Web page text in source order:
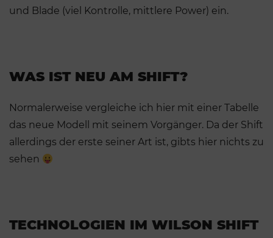
und Blade (viel Kontrolle, mittlere Power) ein.
WAS IST NEU AM SHIFT?
Normalerweise vergleiche ich hier mit einer Tabelle
das neue Modell mit seinem Vorgänger. Da der Shift
allerdings der erste seiner Art ist, gibts hier nichts zu
sehen
TECHNOLOGIEN IM WILSON SHIFT